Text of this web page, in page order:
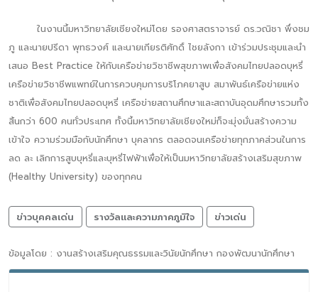
ในงานนี้มหาวิทยาลัยเชียงใหม่โดย รองศาสตราจารย์ ดร.วณิชา พึ่งชม
ภู และนายปรีดา พุทธวงศ์ และนายเกียรติศักดิ์ ไชยลังกา เข้าร่วมประชุมและนำ
เสนอ Best Practice ให้กับเครือข่ายวิชาชีพสุขภาพเพื่อสังคมไทยปลอดบุหรี่
เครือข่ายวิชาชีพแพทย์ในการควบคุมการบริโภคยาสูบ สมาพันธ์เครือข่ายแห่ง
ชาติเพื่อสังคมไทยปลอดบุหรี่ เครือข่ายสถานศึกษาและสถาบันอุดมศึกษารวมทั้ง
สิ้นกว่า 600 คนทั่วประเทศ ทั้งนี้มหาวิทยาลัยเชียงใหม่ก็จะมุ่งมั่นสร้างความ
เข้าใจ ความร่วมมือกับนักศึกษา บุคลากร ตลอดจนเครือข่ายทุกภาคส่วนในการ
ลด ละ เลิกการสูบบุหรี่และบุหรี่ไฟฟ้าเพื่อให้เป็นมหาวิทยาลัยสร้างเสริมสุขภาพ
(Healthy University) ของทุกคน
ข่าวบุคคลเด่น รางวัลและความภาคภูมิใจ ข่าวเด่น
ข้อมูลโดย : งานสร้างเสริมคุณธรรมและวินัยนักศึกษา กองพัฒนานักศึกษา